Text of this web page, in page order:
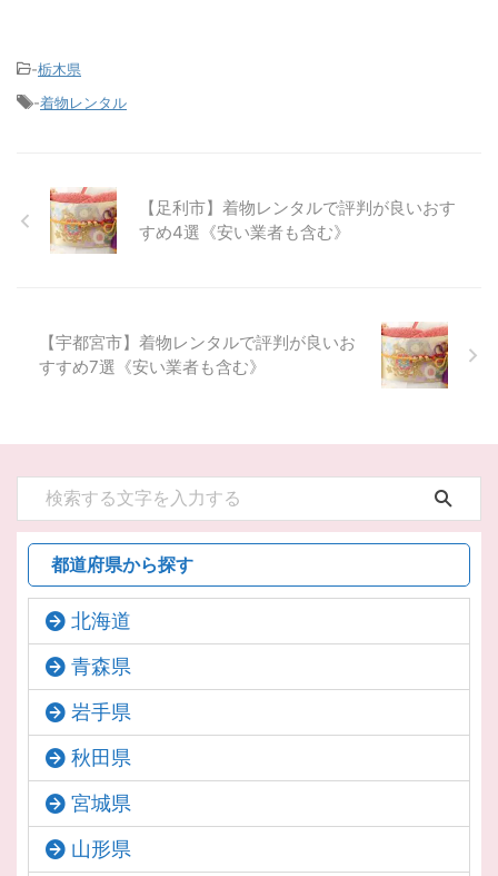
-栃木県
-着物レンタル
【足利市】着物レンタルで評判が良いおす
すめ4選《安い業者も含む》
【宇都宮市】着物レンタルで評判が良いお
すすめ7選《安い業者も含む》
都道府県から探す
北海道
青森県
岩手県
秋田県
宮城県
山形県